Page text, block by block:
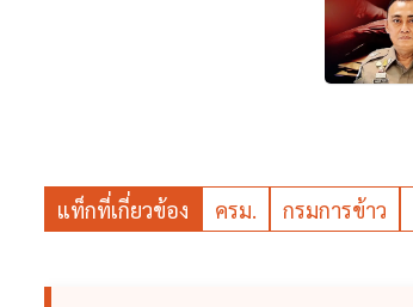
แท็กที่เกี่ยวข้อง ครม. กรมการข้าว